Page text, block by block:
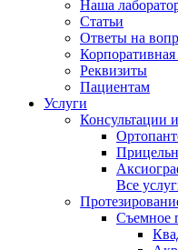
Наша
Статьи
Ответы на
Корпоративная
Реквизиты
Пациентам
Услуги
Консультации
Все
Съемное